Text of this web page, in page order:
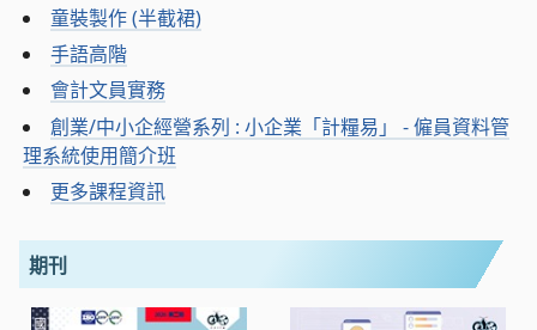
童裝製作 (半截裙)
手語高階
會計文員實務
創業/中小企經營系列 : 小企業「計糧易」 - 僱員資料管
理系統使用簡介班
更多課程資訊
期刊